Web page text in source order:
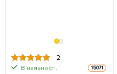
2
В наявності. 15071